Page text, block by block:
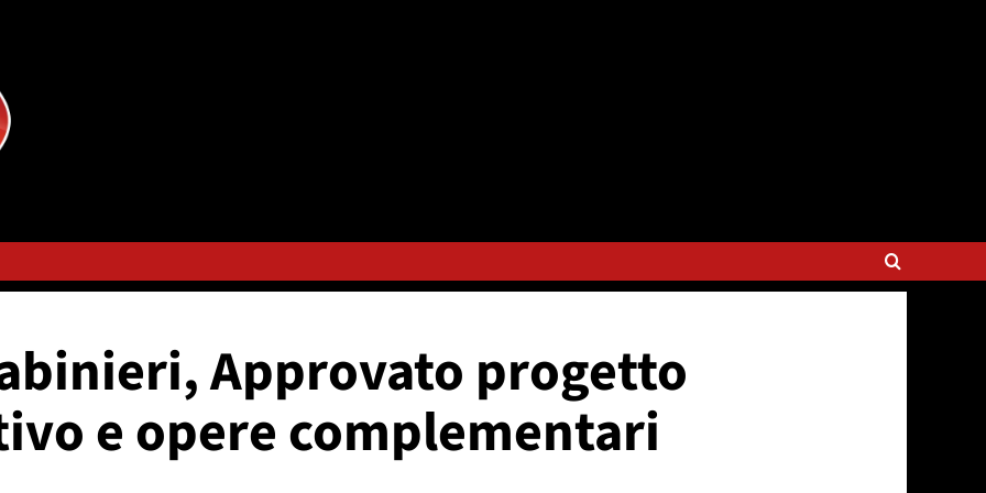
Approvato progetto
e opere complementari